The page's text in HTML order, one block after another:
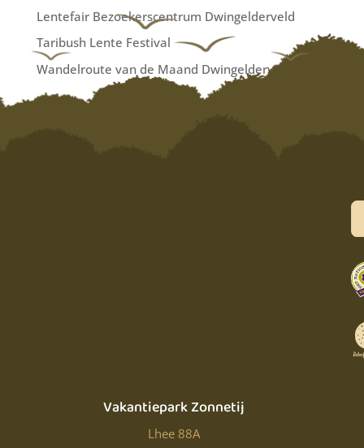
Lentefair Bezoekerscentrum Dwingelderveld
Taribush Lente Festival
Wandelroute van de Maand Dwingelderveld
Recent Comments
Vakantiepark Zonnetij
Lhee 88A